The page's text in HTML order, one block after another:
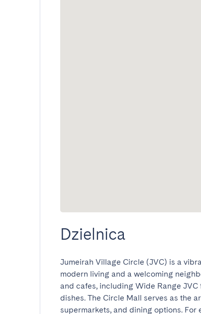
Dzielnica
Jumeirah Village Circle (JVC) is a
modern living and a welcoming
and cafes, including Wide Range
dishes. The Circle Mall serves as the
supermarkets, and dining options. For